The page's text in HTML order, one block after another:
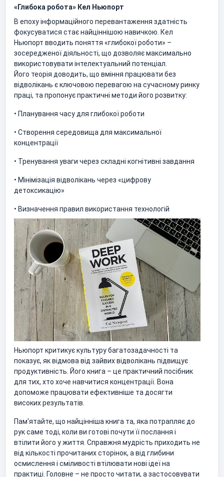
«Глибока робота» Кел Ньюпорт
В епоху інформаційного перевантаження здатність
фокусуватися стає найціннішою навичкою. Кел
Ньюпорт вводить поняття «глибокої роботи» –
зосередженої діяльності, що дозволяє максимально
використовувати інтелектуальний потенціал.
Його теорія доводить, що вміння працювати без
відволікань є ключовою перевагою на сучасному ринку
праці, та пропонує практичні методи його розвитку:
• Планування часу для глибокої роботи
• Створення середовища для максимальної
концентрації
• Тренування уваги через складні когнітивні завдання
• Мінімізація відволікань через «цифрову
детоксикацію»
• Визначення правил використання технологій
Ньюпорт критикує культуру багатозадачності та
показує, як відмова від зайвих відволікань підвищує
продуктивність. Його книга – це практичний посібник
для тих, хто хоче навчитися концентрації. Вона
допоможе працювати ефективніше та досягти
високих результатів.
Пам'ятайте, що найцінніша книга та, яка потрапляє до
рук саме тоді, коли ви готові почути її послання і
втілити його у життя. Справжня мудрість приходить не
від кількості прочитаних сторінок, а від глибини
осмислення і сміливості втілювати нові ідеї на
практиці. Головне – не просто читати, а застосовувати